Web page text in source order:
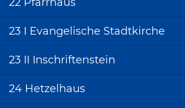
11 Eckturmstumpf der
Zwingermauer
12 Villa Jäger
14 Stadtmauer mit
23 I Evangelische Stadtkirche
23 II Inschriftenstein
24 Hetzelhaus